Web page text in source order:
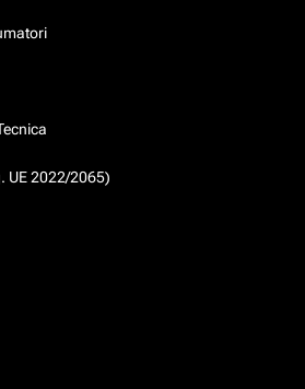
UE 2022/2065)